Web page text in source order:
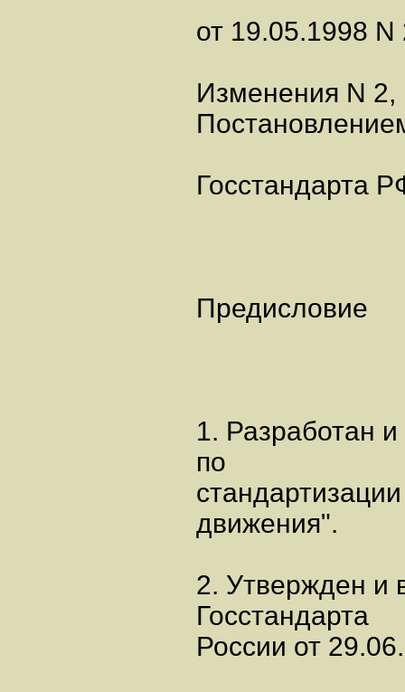
от 19.05.1998 N
Изменения N 2,
Госстандарта
Предисловие
1. Разработан
по
движения".
2. Утвержден и
Госстандарта
России от